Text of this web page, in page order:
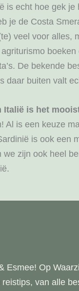
is echt hoe gek je
je de Costa
veel voor alles,
boeken
De bekende
daar buiten valt
Italië is het
Al is een keuze
is ook een
we zijn ook heel
Esmee! Op
van alle